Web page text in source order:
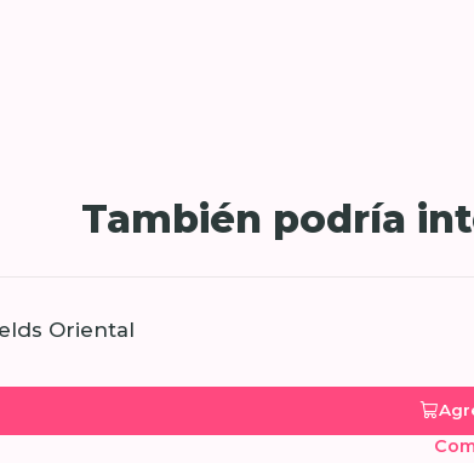
También podría
Oriental